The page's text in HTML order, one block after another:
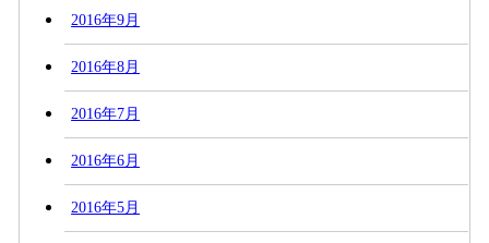
2016年9月
2016年8月
2016年7月
2016年6月
2016年5月